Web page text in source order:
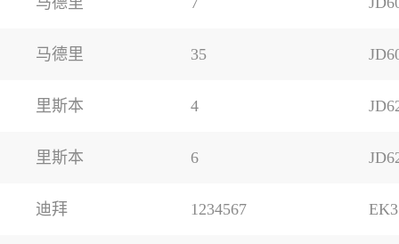
马德里 35
里斯本 4
里斯本 6
迪拜 1234567